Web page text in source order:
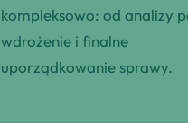
kompleksowo: od analizy
wdrożenie i finalne
uporządkowanie sprawy.